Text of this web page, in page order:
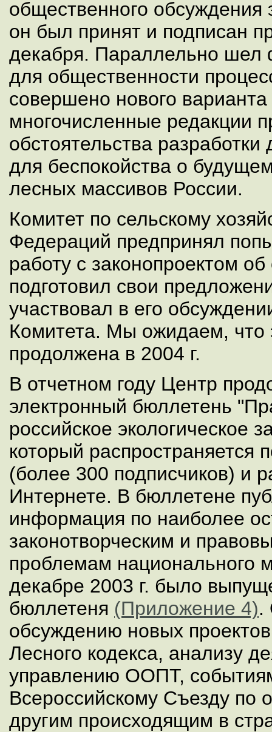
общественного обсуждения
он был принят и подписан
декабря. Параллельно шел
для общественности
совершено нового варианта
многочисленные редакции
обстоятельства
для беспокойства о
лесных массивов России.
Комитет по сельскому
Федераций предпринял
работу с законопроектом
подготовил свои
участвовал в его
Комитета. Мы ожидаем, что
продолжена в 2004 г.
В отчетном году Центр
электронный бюллетень
российское экологическое
который распространяется
(более 300 подписчиков) и
Интернете. В бюллетене
информация по наиболее
законотворческим и
проблемам национального
декабре 2003 г. было
бюллетеня (Приложение 4).
обсуждению новых
Лесного кодекса, анализу
управлению ООПТ,
Всероссийскому Съезду по
другим происходящим в